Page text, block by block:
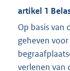
artikel 1
Op basis van
geheven
verlenen van